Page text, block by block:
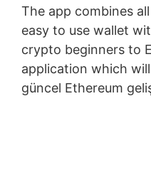
The app combines
easy to use wallet
crypto beginners to
application which
güncel Ethereum